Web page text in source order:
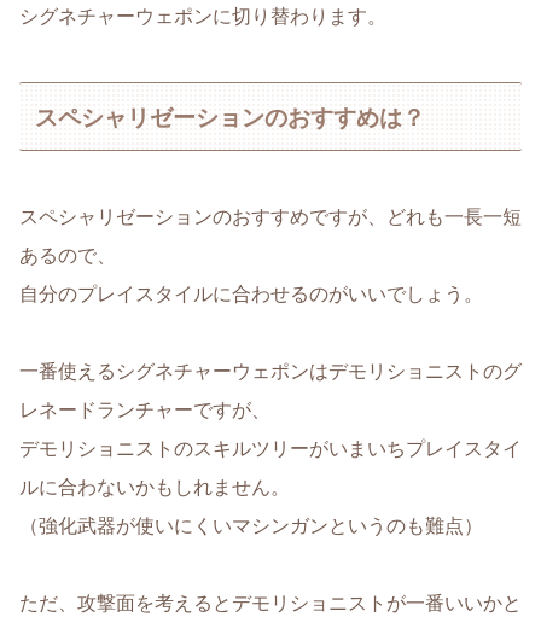
シグネチャーウェポンに切り替わります。
スペシャリゼーションのおすすめは？
スペシャリゼーションのおすすめですが、どれも一長一短
あるので、
自分のプレイスタイルに合わせるのがいいでしょう。
一番使えるシグネチャーウェポンはデモリショニストのグ
レネードランチャーですが、
デモリショニストのスキルツリーがいまいちプレイスタイ
ルに合わないかもしれません。
（強化武器が使いにくいマシンガンというのも難点）
ただ、攻撃面を考えるとデモリショニストが一番いいかと